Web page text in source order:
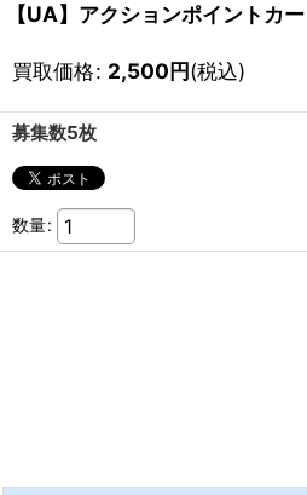
【UA】アクションポイント
買取価格: 2,500円(税込)
募集数5枚
数量: